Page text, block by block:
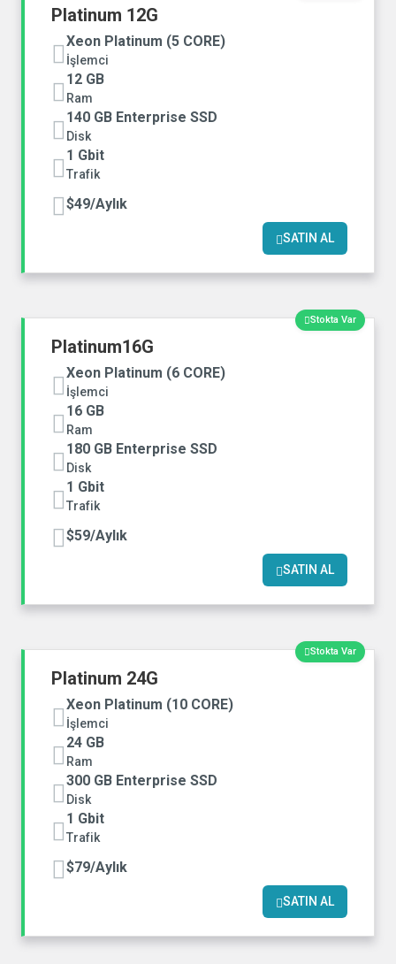
Platinum 12G
Xeon Platinum (5 CORE)
İşlemci
12 GB
Ram
140 GB Enterprise SSD
Disk
1 Gbit
Trafik
$49/Aylık
SATIN AL
Stokta Var
Platinum16G
Xeon Platinum (6 CORE)
İşlemci
16 GB
Ram
180 GB Enterprise SSD
Disk
1 Gbit
Trafik
$59/Aylık
SATIN AL
Stokta Var
Platinum 24G
Xeon Platinum (10 CORE)
İşlemci
24 GB
Ram
300 GB Enterprise SSD
Disk
1 Gbit
Trafik
$79/Aylık
SATIN AL